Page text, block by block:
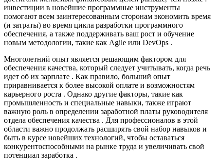
инвестиции в новейшие программные инструменты
помогают всем заинтересованным сторонам экономить время
(и затраты) во время цикла разработки программного
обеспечения, а также поддерживать ваш рост и обучение
новым методологии, такие как Agile или DevOps .
Многолетний опыт является решающим фактором для
обеспечения качества, который следует учитывать, когда речь
идет об их зарплате . Как правило, больший опыт
приравнивается к более высокой оплате и возможностям
карьерного роста . Однако другие факторы, такие как
промышленность и специальные навыки, также играют
важную роль в определении заработной платы руководителя
отдела обеспечения качества . Для профессионалов в этой
области важно продолжать расширять свой набор навыков и
быть в курсе новейших технологий, чтобы оставаться
конкурентоспособными на рынке труда и увеличивать свой
потенциал заработка .